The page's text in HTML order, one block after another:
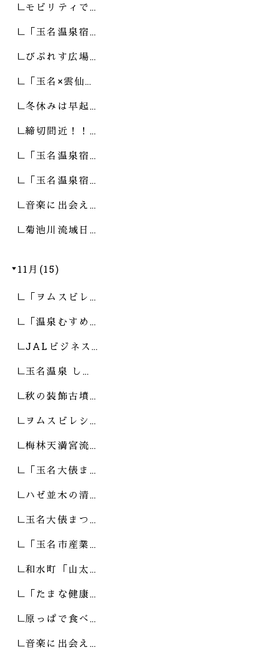
モビリティで…
「玉名温泉宿…
びぷれす広場…
「玉名×雲仙…
冬休みは早起…
締切間近！！…
「玉名温泉宿…
「玉名温泉宿…
音楽に出会え…
菊池川流域日…
11月(15)
「ヲムスビレ…
「温泉むすめ…
JALビジネス…
玉名温泉 し…
秋の装飾古墳…
ヲムスビレシ…
梅林天満宮流…
「玉名大俵ま…
ハゼ並木の清…
玉名大俵まつ…
「玉名市産業…
和水町「山太…
「たまな健康…
原っぱで食べ…
音楽に出会え…